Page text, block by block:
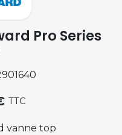
Pro Series
TTC
vanne top